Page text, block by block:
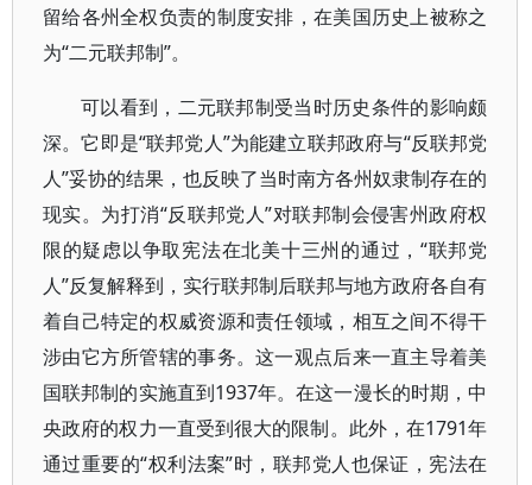
留给各州全权负责的制度安排，在美国历史上被称之
为“二元联邦制”。
可以看到，二元联邦制受当时历史条件的影响颇
深。它即是“联邦党人”为能建立联邦政府与“反联邦党
人”妥协的结果，也反映了当时南方各州奴隶制存在的
现实。为打消“反联邦党人”对联邦制会侵害州政府权
限的疑虑以争取宪法在北美十三州的通过，“联邦党
人”反复解释到，实行联邦制后联邦与地方政府各自有
着自己特定的权威资源和责任领域，相互之间不得干
涉由它方所管辖的事务。这一观点后来一直主导着美
国联邦制的实施直到1937年。在这一漫长的时期，中
央政府的权力一直受到很大的限制。此外，在1791年
通过重要的“权利法案”时，联邦党人也保证，宪法在